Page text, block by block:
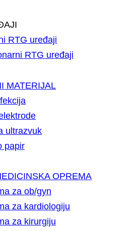
RTG uređaji
RTG uređaji
MATERIJAL
ultrazvuk
papir
OPREMA
za ob/gyn
za kardiologiju
za kirurgiju